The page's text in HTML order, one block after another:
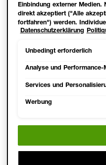
Verwandle
Wimpern voller
Einbindung externer Medien.
direkt akzeptiert ("Alle
fortfahren") werden.
möglich und speicherbar
Informationen s. unsere
Datenschutzerklärung
Unbedingt erforderlich
Analyse und Performance-
Services und
Werbung